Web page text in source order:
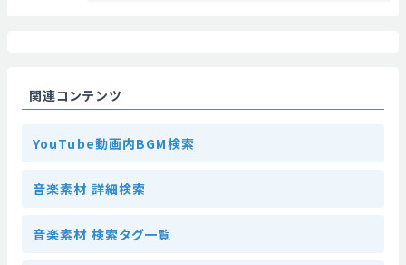
関連コンテンツ
YouTube動画内BGM検索
音楽素材 詳細検索
音楽素材 検索タグ一覧